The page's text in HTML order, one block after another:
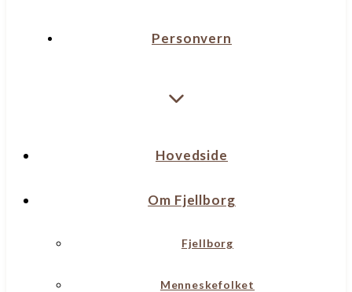
Personvern
Hovedside
Om Fjellborg
Fjellborg
Menneskefolket